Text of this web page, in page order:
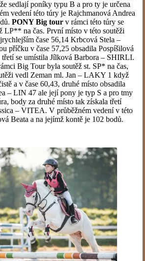
sedlají poníky typu B a pro ty je určena
vedení této túry je Rajchmanová Andrea
PONY Big tour v rámci této túry se
LP** na čas. První místo v této soutěži
čase 56,14 Krbcová Stela –
příčku v čase 57,25 obsadila Pospíšilová
se umístila Jílková Barbora – SHIRLI.
Big Tour byla soutěž st. SP* na čas,
vedl Zeman ml. Jan – LAKY 1 když
a v čase 60,43, druhé místo obsadila
– LIN 47 ale její pony je typ S a pro tmy
body za druhé místo tak získala třetí
– VITEA. V průběžném vedení v této
Beata a na jejímž kontě je 102 bodů.